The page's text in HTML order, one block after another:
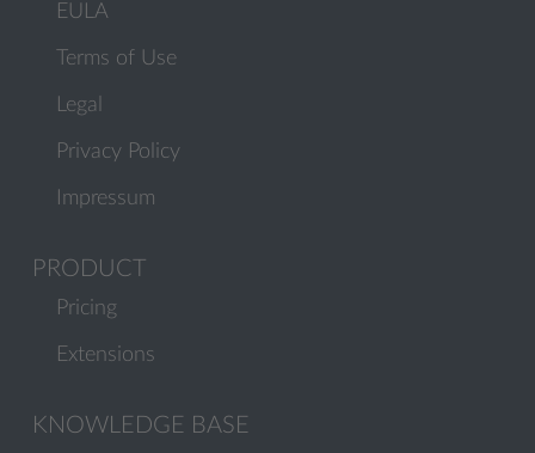
EULA
Terms of Use
Legal
Privacy Policy
Impressum
PRODUCT
Pricing
Extensions
KNOWLEDGE BASE